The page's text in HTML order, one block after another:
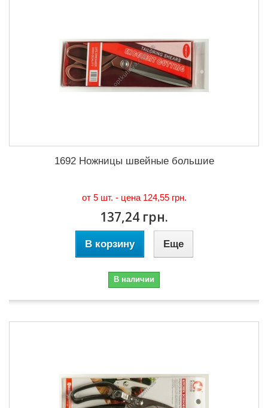
1692 Ножницы швейные большие
от 5 шт. - цена 124,55 грн.
137,24 грн.
В корзину Еще
В наличии